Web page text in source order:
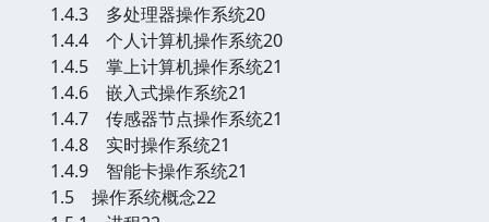
1.4.3 多处理器操作系统20
1.4.4 个人计算机操作系统20
1.4.5 掌上计算机操作系统21
1.4.6 嵌入式操作系统21
1.4.7 传感器节点操作系统21
1.4.8 实时操作系统21
1.4.9 智能卡操作系统21
1.5 操作系统概念22